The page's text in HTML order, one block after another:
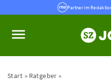
Partner im
Start
Ratgeber